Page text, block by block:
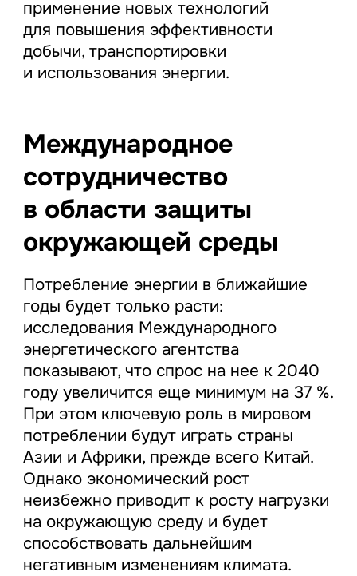
применение новых технологий
для повышения эффективности
добычи, транспортировки
и использования энергии.
Международное
сотрудничество
в области защиты
окружающей среды
Потребление энергии в ближайшие
годы будет только расти:
исследования Международного
энергетического агентства
показывают, что спрос на нее к 2040
году увеличится еще минимум на 37 %.
При этом ключевую роль в мировом
потреблении будут играть страны
Азии и Африки, прежде всего Китай.
Однако экономический рост
неизбежно приводит к росту нагрузки
на окружающую среду и будет
способствовать дальнейшим
негативным изменениям климата.